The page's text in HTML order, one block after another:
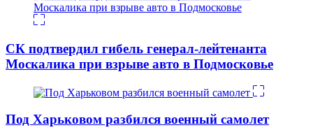
СК подтвердил гибель генерал-лейтенанта
Москалика при взрыве авто в Подмосковье
Под Харьковом разбился военный самолет